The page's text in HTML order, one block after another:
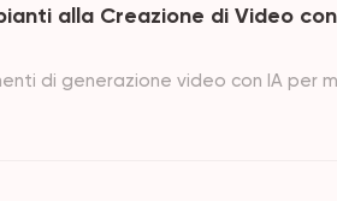
alla Creazione di Video
di generazione video con IA per
creare video professionali con IA nel
formule di prompt rapide che puoi